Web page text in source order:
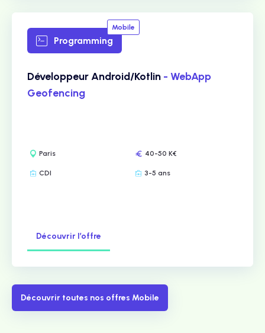
Programming
Mobile
Développeur Android/Kotlin - WebApp
Geofencing
Paris 40-50 K€
CDI 3-5 ans
Découvrir l’offre
Découvrir toutes nos offres Mobile